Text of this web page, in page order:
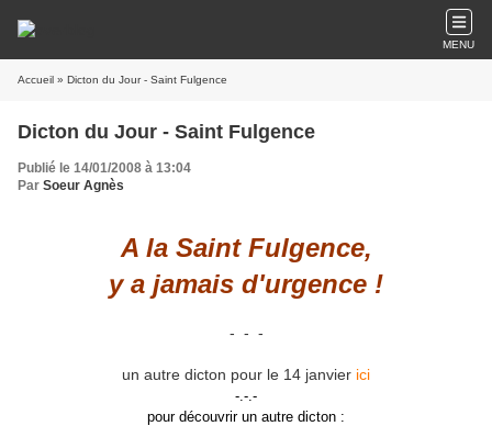
MENU
Accueil » Dicton du Jour - Saint Fulgence
Dicton du Jour - Saint Fulgence
Publié le 14/01/2008 à 13:04
Par Soeur Agnès
A la Saint Fulgence,
y a jamais d'urgence !
- - -
un autre dicton pour le 14 janvier ici
-.-.-
pour découvrir un autre dicton :